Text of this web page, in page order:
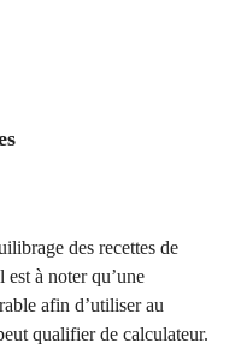
des recettes de
est à noter qu’une
afin d’utiliser au
qualifier de calculateur.